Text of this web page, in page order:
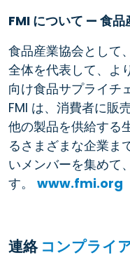
FMI について — 食品
食品産業協会として
全体を代表して、よ
向け食品サプライチ
FMI は、消費者に販
他の製品を供給する
るさまざまな企業ま
いメンバーを集めて
す。 www.fmi.org
連絡 コンプライ